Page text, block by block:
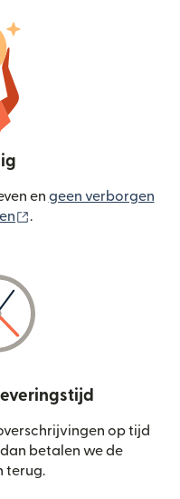
en geen verborgen
.
op tijd
betalen we de
terug.